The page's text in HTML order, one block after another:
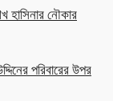
হাসিনার নৌকার
পরিবারের উপর